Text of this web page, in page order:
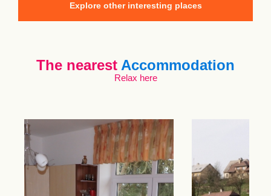
Explore other interesting places
The nearest Accommodation
Relax here